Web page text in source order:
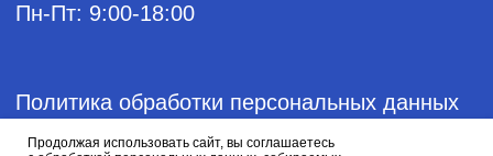
Продолжая использовать сайт, вы соглашаетесь